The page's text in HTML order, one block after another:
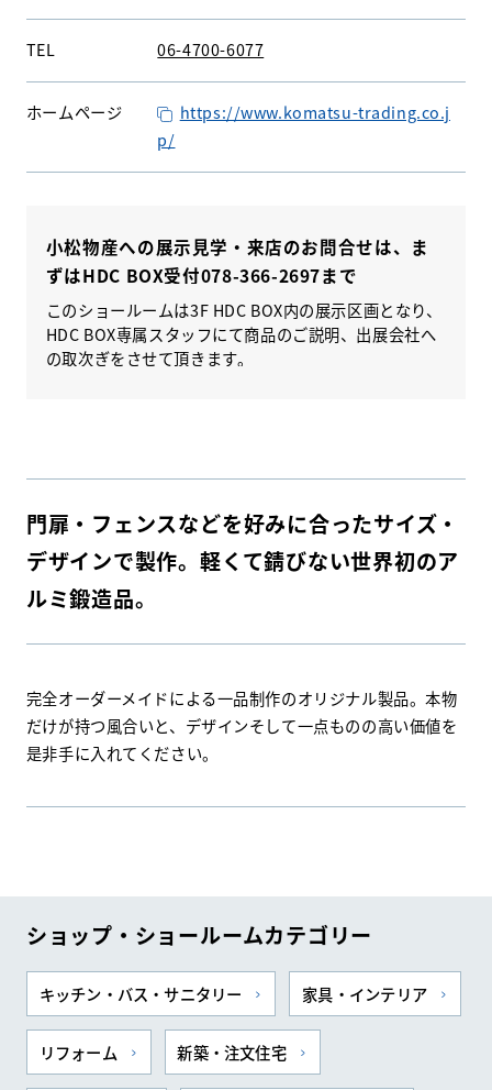
HDC 大阪
ウェルビーみのお
HDC BOX
HDCジャーナル
WEBアンケート お問い合わせ
TEL 06-4700-6077
ホームページ
https://www.komatsu-trading.co.j
p/
小松物産への展示見学・来店のお問合せは、 ま
ずはHDC BOX受付078-366-2697まで
このショールームは3F HDC BOX内の展示区画となり、
HDC BOX専属スタッフにて商品のご説明、出展会社へ
の取次ぎをさせて頂きます。
門扉・フェンスなどを好みに合ったサイズ・
デザインで製作。軽くて錆びない世界初のア
ルミ鍛造品。
完全オーダーメイドによる一品制作のオリジナル製品。本物
だけが持つ風合いと、デザインそして一点ものの高い価値を
是非手に入れてください。
ショップ・ショールームカテゴリー
キッチン・バス・サニタリー 家具・インテリア
リフォーム 新築・注文住宅